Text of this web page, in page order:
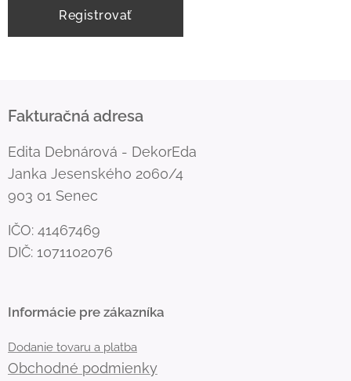
Registrovať
Fakturačná adresa
Edita Debnárová - DekorEda
Janka Jesenského 2060/4
903 01 Senec
IČO: 41467469
DIČ: 1071102076
Informácie pre zákazníka
Dodanie tovaru a platba
Obchodné podmienky